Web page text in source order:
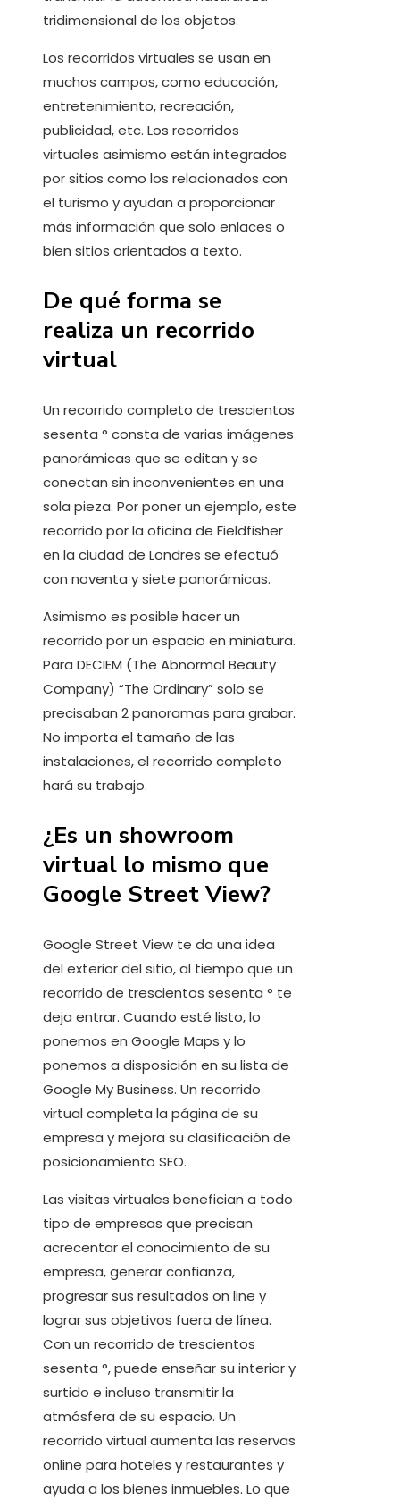
tridimensional de los objetos.
Los recorridos virtuales se usan en
muchos campos, como educación,
entretenimiento, recreación,
publicidad, etc. Los recorridos
virtuales asimismo están integrados
por sitios como los relacionados con
el turismo y ayudan a proporcionar
más información que solo enlaces o
bien sitios orientados a texto.
De qué forma se
realiza un recorrido
virtual
Un recorrido completo de trescientos
sesenta ° consta de varias imágenes
panorámicas que se editan y se
conectan sin inconvenientes en una
sola pieza. Por poner un ejemplo, este
recorrido por la oficina de Fieldfisher
en la ciudad de Londres se efectuó
con noventa y siete panorámicas.
Asimismo es posible hacer un
recorrido por un espacio en miniatura.
Para DECIEM (The Abnormal Beauty
Company) “The Ordinary” solo se
precisaban 2 panoramas para grabar.
No importa el tamaño de las
instalaciones, el recorrido completo
hará su trabajo.
¿Es un showroom
virtual lo mismo que
Google Street View?
Google Street View te da una idea
del exterior del sitio, al tiempo que un
recorrido de trescientos sesenta ° te
deja entrar. Cuando esté listo, lo
ponemos en Google Maps y lo
ponemos a disposición en su lista de
Google My Business. Un recorrido
virtual completa la página de su
empresa y mejora su clasificación de
posicionamiento SEO.
Las visitas virtuales benefician a todo
tipo de empresas que precisan
acrecentar el conocimiento de su
empresa, generar confianza,
progresar sus resultados on line y
lograr sus objetivos fuera de línea.
Con un recorrido de trescientos
sesenta °, puede enseñar su interior y
surtido e incluso transmitir la
atmósfera de su espacio. Un
recorrido virtual aumenta las reservas
online para hoteles y restaurantes y
ayuda a los bienes inmuebles. Lo que